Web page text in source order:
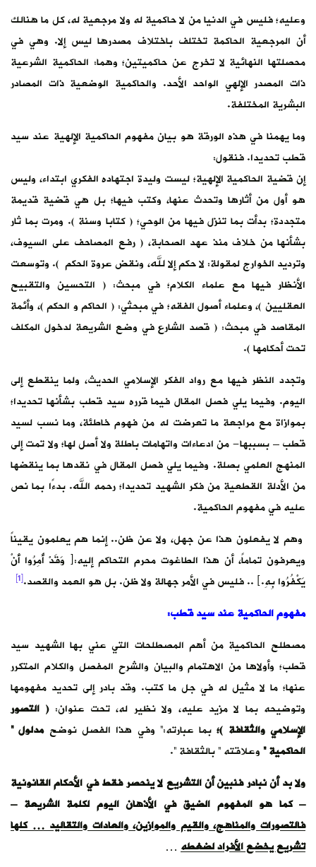
وعليه؛ فليس في الدنيا من لا حاكمية له ولا مرجعية له، كل ما هنالك
أن المرجعية الحاكمة تختلف باختلاف مصدرها ليس إلا. وهي في
محصلتها النهائية لا تخرج عن حاكميتين؛ وهما: الحاكمية الشرعية
ذات المصدر الإلهي الواحد الأحد. والحاكمية الوضعية ذات المصادر
البشرية المختلفة.
وما يهمنا في هذه الورقة هو بيان مفهوم الحاكمية الإلهية عند سيد
قطب تحديدا. فنقول:
إن قضية الحاكمية الإلهية؛ ليست وليدة اجتهاده الفكري ابتداء، وليس
هو أول من أثارها وتحدث عنها، وكتب فيها؛ بل هي قضية قديمة
متجددة؛ بدأت بما تنزل فيها من الوحي؛ ( كتابا وسنة ). ومرت بما ثار
بشأنها من خلاف منذ عهد الصحابة، ( رفع المصاحف على السيوف،
وترديد الخوارج لمقولة: لا حكم إلا لله، ونقض عروة الحكم ). وتوسعت
الأنظار فيها مع علماء الكلام؛ في مبحث: ( التحسين والتقبيح
العقليين )، وعلماء أصول الفقه؛ في مبحثي: ( الحاكم و الحكم )، وأئمة
المقاصد في مبحث: ( قصد الشارع في وضع الشريعة لدخول المكلف
تحت أحكامها ).
وتجدد النظر فيها مع رواد الفكر الإسلامي الحديث، ولما ينقطع إلى
اليوم. وفيما يلي فصل المقال فيما قرره سيد قطب بشأنها تحديدا؛
بموازاة مع مراجعة ما تعرضت له من فهوم خاطئة، وما نسب لسيد
قطب – بسببها- من ادعاءات واتهامات باطلة ولا أصل لها؛ ولا تمت إلى
المنهج العلمي بصلة. وفيما يلي فصل المقال في نقدها بما ينقضها
من الأدلة القطعية من فكر الشهيد تحديدا؛ رحمه الله. بدءًا بما نص
عليه في مفهوم الحاكمية.
وهم لا يفعلون هذا عن جهل، ولا عن ظن.. إنما هم يعلمون يقيناً
ويعرفون تماماً، أن هذا الطاغوت محرم التحاكم إليه:﴿ وَقَدْ أُمِرُوا أَنْ
يَكْفُرُوا بِهِ.﴾ .. فليس في الأمر جهالة ولا ظن. بل هو العمد والقصد.[1]
مفهوم الحاكمية عند سيد قطب:
مصطلح الحاكمية من أهم المصطلحات التي عني بها الشهيد سيد
قطب؛ وأولاها من الاهتمام والبيان والشرح المفصل والكلام المتكرر
عنها؛ ما لا مثيل له في جل ما كتب. وقد بادر إلى تحديد مفهومها
وتوضيحه بما لا مزيد عليه، ولا نظير له، تحت عنوان:( التصور
الإسلامي والثقافة )؛ بما عبارته:” وفي هذا الفصل نوضحمدلول ”
الحاكمية “وعلاقته ” بالثقافة “.
ولا بد أن نبادر فنبين أن التشريع لا ينحصر فقط في الأحكام القانونية
– كما هو المفهوم الضيق في الأذهان اليوم لكلمة الشريعة –
فالتصورات والمناهج، والقيم والموازين، والعادات والتقاليد … كلها
تشريع يخضع الأفراد لضغطه …